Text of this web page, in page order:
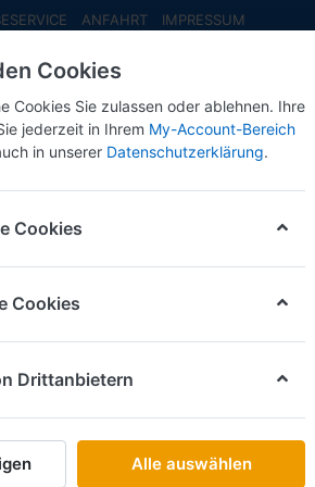
ANFAHRT IMPRESSUM
NEUHEITEN
Wiking
Art.-Nr.
15,50 €
Cookies
Cookies Sie zulassen oder ablehnen. Ihre
jederzeit in Ihrem My-Account-Bereich
in unserer Datenschutzerklärung.
Cookies
Cookies
Drittanbietern
Alle auswählen